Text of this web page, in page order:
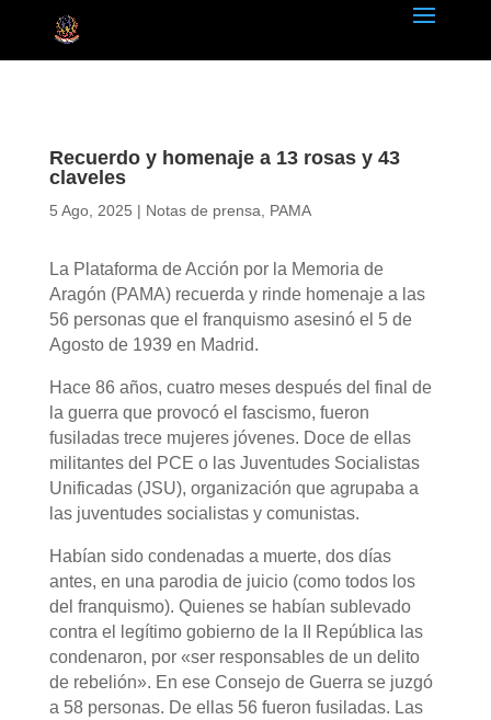
Recuerdo y homenaje a 13 rosas y 43
claveles
5 Ago, 2025 | Notas de prensa PAMA
La Plataforma de Acción por la Memoria de
Aragón (PAMA) recuerda y rinde homenaje a las
56 personas que el franquismo asesinó el 5 de
Agosto de 1939 en Madrid.
Hace 86 años, cuatro meses después del final de
la guerra que provocó el fascismo, fueron
fusiladas trece mujeres jóvenes. Doce de ellas
militantes del PCE o las Juventudes Socialistas
Unificadas (JSU), organización que agrupaba a
las juventudes socialistas y comunistas.
Habían sido condenadas a muerte, dos días
antes, en una parodia de juicio (como todos los
del franquismo). Quienes se habían sublevado
contra el legítimo gobierno de la II República las
condenaron, por «ser responsables de un delito
de rebelión». En ese Consejo de Guerra se juzgó
a 58 personas. De ellas 56 fueron fusiladas. Las